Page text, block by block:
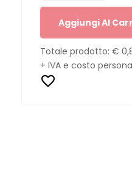
Aggiungi Al
Totale prodotto: €
+ IVA e costo